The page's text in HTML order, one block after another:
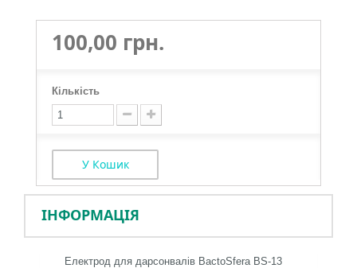
100,00 грн.
Кількість
У Кошик
ІНФОРМАЦІЯ
Електрод для дарсонвалів BactoSfera BS-13